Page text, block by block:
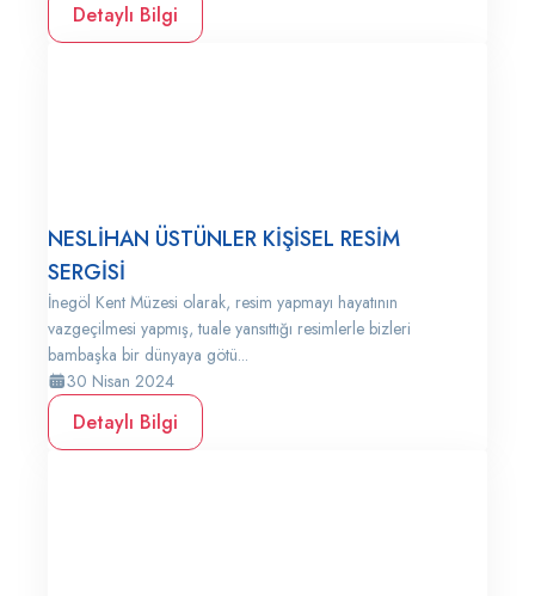
Detaylı Bilgi
NESLİHAN ÜSTÜNLER KİŞİSEL RESİM
SERGİSİ
İnegöl Kent Müzesi olarak, resim yapmayı hayatının
vazgeçilmesi yapmış, tuale yansıttığı resimlerle bizleri
bambaşka bir dünyaya götü...
30 Nisan 2024
Detaylı Bilgi